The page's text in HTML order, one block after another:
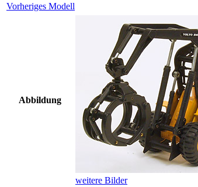
Vorheriges Modell
Abbildung
weitere Bilder